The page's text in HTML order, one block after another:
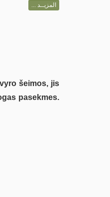
المزيــد ...
šeimos, jis
pasekmes.